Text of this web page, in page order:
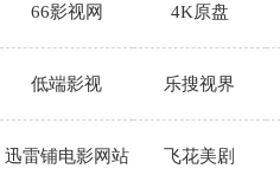
66影视网 4K原盘
低端影视 乐搜视界
迅雷铺电影网站 飞花美剧